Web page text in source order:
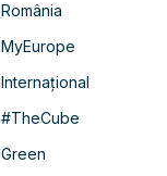
România
MyEurope
Internațional
#TheCube
Green